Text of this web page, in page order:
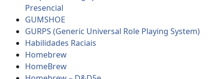
Presencial
GUMSHOE
GURPS (Generic Universal Role Playing System)
Habilidades Raciais
Homebrew
HomeBrew